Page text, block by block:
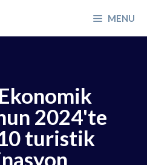
MENU
2024'te
turistik